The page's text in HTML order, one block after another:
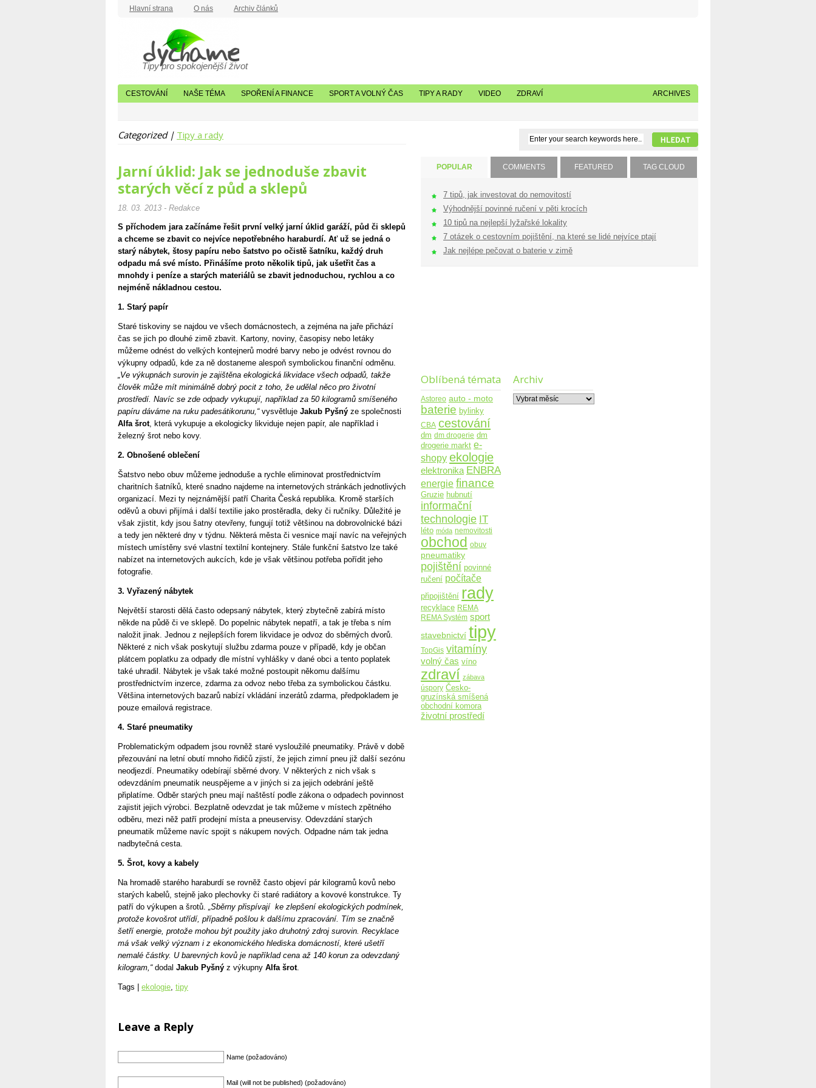
Hlavní strana O nás Archiv článků
Tipy pro spokojenější život
CESTOVÁNÍ NAŠE TÉMA SPOŘENÍ A FINANCE SPORT A VOLNÝ ČAS TIPY A RADY VIDEO ZDRAVÍ ARCHIVES
Categorized | Tipy a rady
Jarní úklid: Jak se jednoduše zbavit
starých věcí z půd a sklepů
18. 03. 2013 - Redakce
S příchodem jara začínáme řešit první velký jarní úklid garáží, půd či sklepů
a chceme se zbavit co nejvíce nepotřebného haraburdí. Ať už se jedná o
starý nábytek, štosy papíru nebo šatstvo po očistě šatníku, každý druh
odpadu má své místo. Přinášíme proto několik tipů, jak ušetřit čas a
mnohdy i peníze a starých materiálů se zbavit jednoduchou, rychlou a co
nejméně nákladnou cestou.
1. Starý papír
Staré tiskoviny se najdou ve všech domácnostech, a zejména na jaře přichází
čas se jich po dlouhé zimě zbavit. Kartony, noviny, časopisy nebo letáky
můžeme odnést do velkých kontejnerů modré barvy nebo je odvést rovnou do
výkupny odpadů, kde za ně dostaneme alespoň symbolickou finanční odměnu.
„Ve výkupnách surovin je zajištěna ekologická likvidace všech odpadů, takže
člověk může mít minimálně dobrý pocit z toho, že udělal něco pro životní
prostředí. Navíc se zde odpady vykupují, například za 50 kilogramů smíšeného
papíru dáváme na ruku padesátikorunu,“vysvětluje Jakub Pyšný ze společnosti
Alfa šrot, která vykupuje a ekologicky likviduje nejen papír, ale například i
železný šrot nebo kovy.
2. Obnošené oblečení
Šatstvo nebo obuv můžeme jednoduše a rychle eliminovat prostřednictvím
charitních šatníků, které snadno najdeme na internetových stránkách jednotlivých
organizací. Mezi ty nejznámější patří Charita Česká republika. Kromě starších
oděvů a obuvi přijímá i další textilie jako prostěradla, deky či ručníky. Důležité je
však zjistit, kdy jsou šatny otevřeny, fungují totiž většinou na dobrovolnické bázi
a tedy jen některé dny v týdnu. Některá města či vesnice mají navíc na veřejných
místech umístěny své vlastní textilní kontejnery. Stále funkční šatstvo lze také
nabízet na internetových aukcích, kde je však většinou potřeba pořídit jeho
fotografie.
3. Vyřazený nábytek
Největší starosti dělá často odepsaný nábytek, který zbytečně zabírá místo
někde na půdě či ve sklepě. Do popelnic nábytek nepatří, a tak je třeba s ním
naložit jinak. Jednou z nejlepších forem likvidace je odvoz do sběrných dvorů.
Některé z nich však poskytují službu zdarma pouze v případě, kdy je občan
plátcem poplatku za odpady dle místní vyhlášky v dané obci a tento poplatek
také uhradil. Nábytek je však také možné postoupit někomu dalšímu
prostřednictvím inzerce, zdarma za odvoz nebo třeba za symbolickou částku.
Většina internetových bazarů nabízí vkládání inzerátů zdarma, předpokladem je
pouze emailová registrace.
4. Staré pneumatiky
Problematickým odpadem jsou rovněž staré vysloužilé pneumatiky. Právě v době
přezouvání na letní obutí mnoho řidičů zjistí, že jejich zimní pneu již další sezónu
neodjezdí. Pneumatiky odebírají sběrné dvory. V některých z nich však s
odevzdáním pneumatik neuspějeme a v jiných si za jejich odebrání ještě
připlatíme. Odběr starých pneu mají naštěstí podle zákona o odpadech povinnost
zajistit jejich výrobci. Bezplatně odevzdat je tak můžeme v místech zpětného
odběru, mezi něž patří prodejní místa a pneuservisy. Odevzdání starých
pneumatik můžeme navíc spojit s nákupem nových. Odpadne nám tak jedna
nadbytečná cesta.
5. Šrot, kovy a kabely
Na hromadě starého haraburdí se rovněž často objeví pár kilogramů kovů nebo
starých kabelů, stejně jako plechovky či staré radiátory a kovové konstrukce. Ty
patří do výkupen a šrotů. „Sběrny přispívají ke zlepšení ekologických podmínek,
protože kovošrot utřídí, případně pošlou k dalšímu zpracování. Tím se značně
šetří energie, protože mohou být použity jako druhotný zdroj surovin. Recyklace
má však velký význam i z ekonomického hlediska domácností, které ušetří
nemalé částky. U barevných kovů je například cena až 140 korun za odevzdaný
kilogram,“dodal Jakub Pyšný z výkupny Alfa šrot.
Tags | ekologie, tipy
Leave a Reply
Name (požadováno)
Mail (will not be published) (požadováno)
POPULAR COMMENTS FEATURED TAG CLOUD
7 tipů, jak investovat do nemovitostí
Výhodnější povinné ručení v pěti krocích
10 tipů na nejlepší lyžařské lokality
7 otázek o cestovním pojištění, na které se lidé nejvíce ptají
Jak nejlépe pečovat o baterie v zimě
Oblíbená témata
Astoreo auto - moto
baterie bylinky
CBA cestování
dm dm drogerie dm
drogerie markt e-
shopy ekologie
elektronika ENBRA
energie finance
Gruzie hubnutí
informační
technologie IT
léto móda nemovitosti
obchod obuv
pneumatiky
pojištění povinné
ručení počítače
připojištění rady
recyklace REMA
REMA Systém sport
stavebnictví tipy
TopGis vitamíny
volný čas víno
zdraví zábava
úspory Česko-
gruzínská smíšená
obchodní komora
životní prostředí
Archiv
Archiv